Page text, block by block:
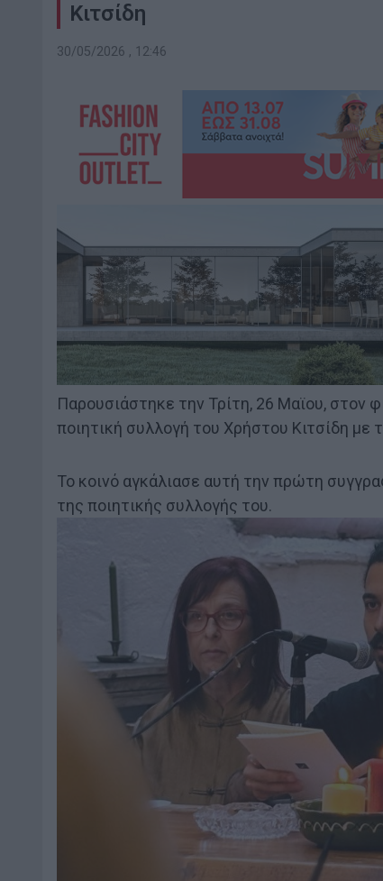
Κιτσίδη
30/05/2026 , 12:46
Παρουσιάστηκε την Τρίτη, 26 Μαϊου, στον
ποιητική συλλογή του Χρήστου Κιτσίδη με
Το κοινό αγκάλιασε αυτή την πρώτη
της ποιητικής συλλογής του.